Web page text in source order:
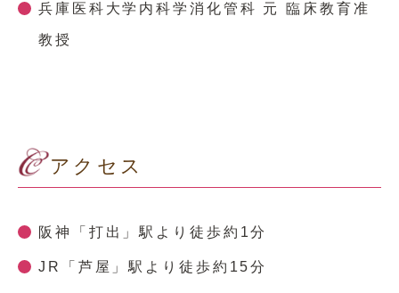
兵庫医科大学内科学消化管科 元 臨床教育准
教授
アクセス
阪神「打出」駅より徒歩約1分
JR「芦屋」駅より徒歩約15分